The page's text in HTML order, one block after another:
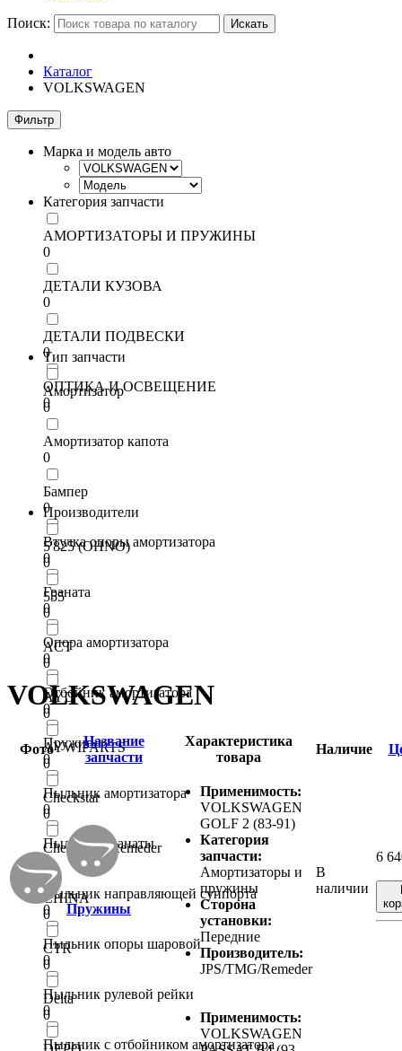
Поиск: Искать
Каталог
VOLKSWAGEN
Фильтр
Марка и модель авто
Категория запчасти
АМОРТИЗАТОРЫ И ПРУЖИНЫ
0
ДЕТАЛИ КУЗОВА
0
ДЕТАЛИ ПОДВЕСКИ
0
ОПТИКА И ОСВЕЩЕНИЕ
0
Тип запчасти
Амортизатор
0
Амортизатор капота
0
Бампер
0
Втулка опоры амортизатора
0
Граната
0
Опора амортизатора
0
Отбойник амортизатора
0
Пружины
0
Пыльник амортизатора
0
Пыльник гранаты
0
Пыльник направляющей суппорта
0
Пыльник опоры шаровой
0
Пыльник рулевой рейки
0
Пыльник с отбойником амортизатора
Производители
5'825 (OHNO)
0
555
0
ACT
0
AYD
0
AYWIPARTS
0
Checkstar
0
Checkstar / Remeder
CHINA
0
CTR
0
Delta
0
VOLKSWAGEN
Фото
Название
запчасти
Характеристика
товара
Наличие
Пружины
Применимость:
VOLKSWAGEN
GOLF 2 (83-91)
Категория
запчасти:
Амортизаторы и
пружины
Сторона
установки:
Передние
Производитель:
JPS/TMG/Remeder
В
наличии
6
Применимость:
VOLKSWAGEN